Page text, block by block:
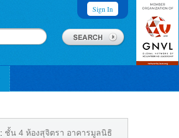
Sign In
ชั้น 4 ห้องสุจิตรา อาคารมูลนิธิ